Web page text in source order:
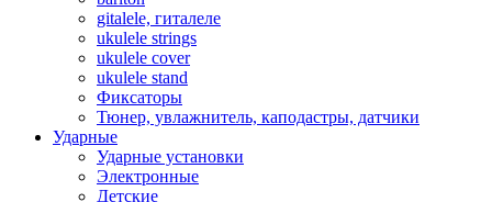
gitalele, гиталеле
ukulele strings
ukulele cover
ukulele stand
Фиксаторы
Тюнер, увлажнитель, каподастры, датчики
Ударные
Ударные установки
Электронные
Детские